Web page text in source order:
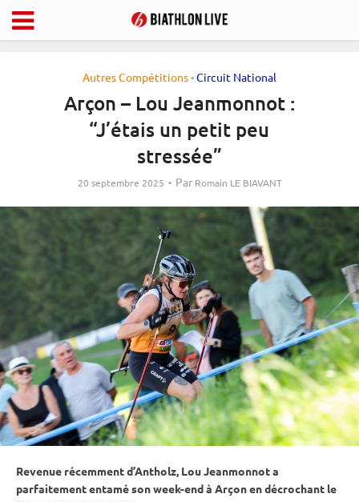
Autres Compétitions•Circuit National
Arçon – Lou Jeanmonnot :
“J’étais un petit peu
stressée”
20 septembre 2025 Par Romain LE BIAVANT
Revenue récemment d’Antholz, Lou Jeanmonnot a
parfaitement entamé son week-end à Arçon en décrochant le